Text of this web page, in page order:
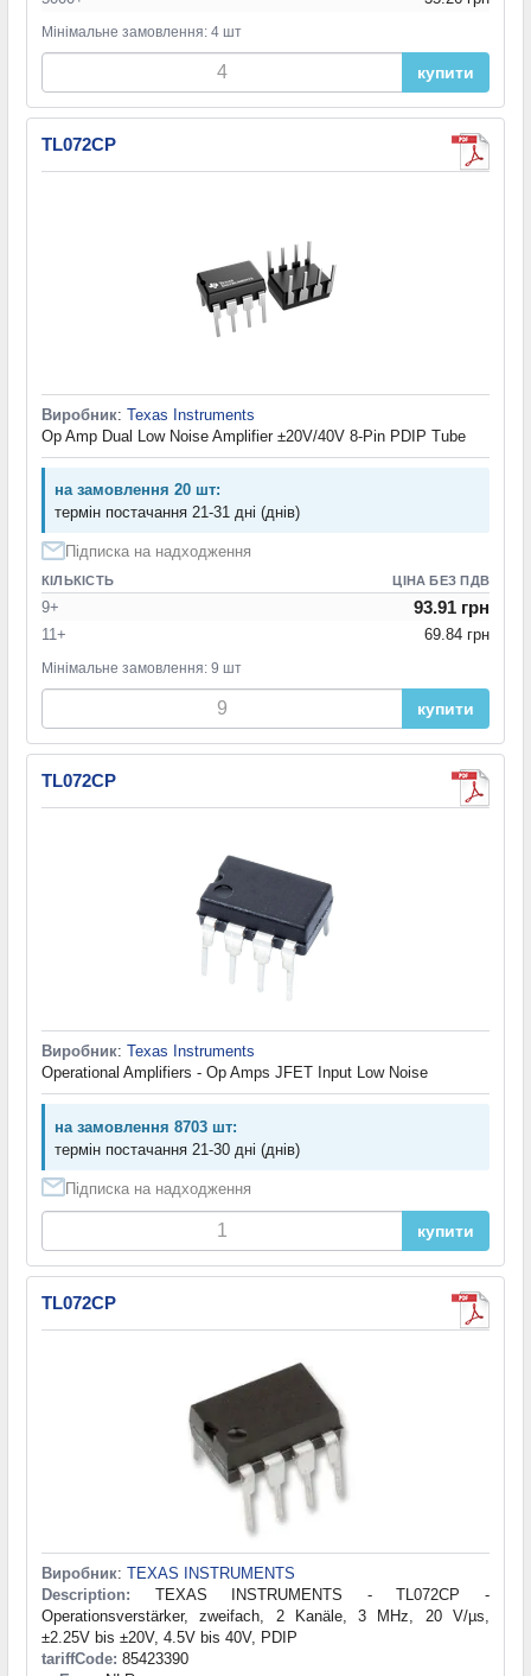
Мінімальне замовлення: 4 шт
купити
TL072CP
Виробник: Texas Instruments
Op Amp Dual Low Noise Amplifier ±20V/40V 8-Pin PDIP Tube
на замовлення 20 шт:
термін постачання 21-31 дні (днів)
Підписка на надходження
КІЛЬКІСТЬ ЦІНА БЕЗ ПДВ
9+ 93.91 грн
11+ 69.84 грн
Мінімальне замовлення: 9 шт
купити
TL072CP
Виробник: Texas Instruments
Operational Amplifiers - Op Amps JFET Input Low Noise
на замовлення 8703 шт:
термін постачання 21-30 дні (днів)
Підписка на надходження
купити
TL072CP
Виробник: TEXAS INSTRUMENTS
Description: TEXAS INSTRUMENTS - TL072CP -
Operationsverstärker, zweifach, 2 Kanäle, 3 MHz, 20 V/µs,
±2.25V bis ±20V, 4.5V bis 40V, PDIP
tariffCode: 85423390